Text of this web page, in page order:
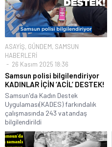
ASAYİŞ, GÜNDEM, SAMSUN
HABERLERİ
26 Kasım 2025 18:36
Samsun polisi bilgilendiriyor
KADINLAR İÇİN ‘ACİL’ DESTEK!
Samsun'da Kadın Destek
Uygulaması(KADES) farkındalık
çalışmasında 243 vatandaş
bilgilendirildi